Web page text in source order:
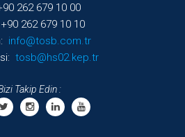
262 679 10 00
262 679 10 10
info@tosb.com.tr
tosb@hs02.kep.tr
Takip Edin :